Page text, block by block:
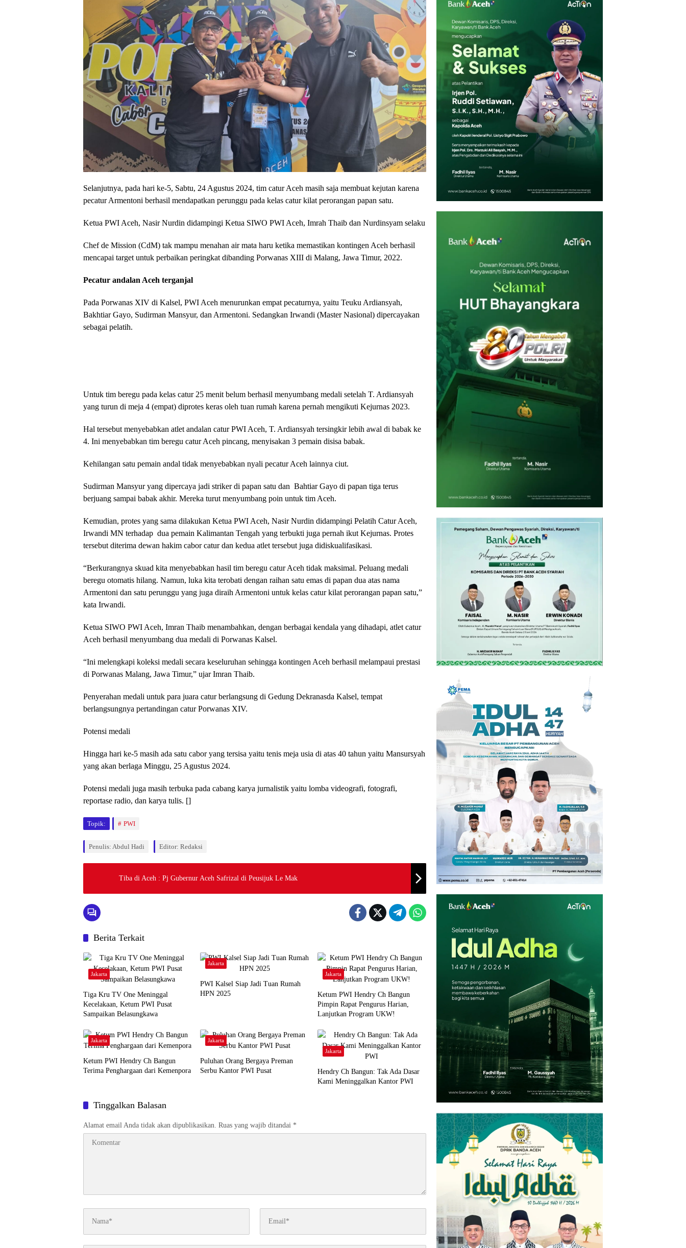
Selanjutnya, pada hari ke-5, Sabtu, 24 Agustus 2024, tim catur Aceh masih saja membuat kejutan karena
pecatur Armentoni berhasil mendapatkan perunggu pada kelas catur kilat perorangan papan satu.
Ketua PWI Aceh, Nasir Nurdin didampingi Ketua SIWO PWI Aceh, Imrah Thaib dan Nurdinsyam selaku
Chef de Mission (CdM) tak mampu menahan air mata haru ketika memastikan kontingen Aceh berhasil
mencapai target untuk perbaikan peringkat dibanding Porwanas XIII di Malang, Jawa Timur, 2022.
Pecatur andalan Aceh terganjal
Pada Porwanas XIV di Kalsel, PWI Aceh menurunkan empat pecaturnya, yaitu Teuku Ardiansyah,
Bakhtiar Gayo, Sudirman Mansyur, dan Armentoni. Sedangkan Irwandi (Master Nasional) dipercayakan
sebagai pelatih.
Untuk tim beregu pada kelas catur 25 menit belum berhasil menyumbang medali setelah T. Ardiansyah
yang turun di meja 4 (empat) diprotes keras oleh tuan rumah karena pernah mengikuti Kejurnas 2023.
Hal tersebut menyebabkan atlet andalan catur PWI Aceh, T. Ardiansyah tersingkir lebih awal di babak ke
4. Ini menyebabkan tim beregu catur Aceh pincang, menyisakan 3 pemain disisa babak.
Kehilangan satu pemain andal tidak menyebabkan nyali pecatur Aceh lainnya ciut.
Sudirman Mansyur yang dipercaya jadi striker di papan satu dan Bahtiar Gayo di papan tiga terus
berjuang sampai babak akhir. Mereka turut menyumbang poin untuk tim Aceh.
Kemudian, protes yang sama dilakukan Ketua PWI Aceh, Nasir Nurdin didampingi Pelatih Catur Aceh,
Irwandi MN terhadap dua pemain Kalimantan Tengah yang terbukti juga pernah ikut Kejurnas. Protes
tersebut diterima dewan hakim cabor catur dan kedua atlet tersebut juga didiskualifasikasi.
“Berkurangnya skuad kita menyebabkan hasil tim beregu catur Aceh tidak maksimal. Peluang medali
beregu otomatis hilang. Namun, luka kita terobati dengan raihan satu emas di papan dua atas nama
Armentoni dan satu perunggu yang juga diraih Armentoni untuk kelas catur kilat perorangan papan satu,”
kata Irwandi.
Ketua SIWO PWI Aceh, Imran Thaib menambahkan, dengan berbagai kendala yang dihadapi, atlet catur
Aceh berhasil menyumbang dua medali di Porwanas Kalsel.
“Ini melengkapi koleksi medali secara keseluruhan sehingga kontingen Aceh berhasil melampaui prestasi
di Porwanas Malang, Jawa Timur,” ujar Imran Thaib.
Penyerahan medali untuk para juara catur berlangsung di Gedung Dekranasda Kalsel, tempat
berlangsungnya pertandingan catur Porwanas XIV.
Potensi medali
Hingga hari ke-5 masih ada satu cabor yang tersisa yaitu tenis meja usia di atas 40 tahun yaitu Mansursyah
yang akan berlaga Minggu, 25 Agustus 2024.
Potensi medali juga masih terbuka pada cabang karya jurnalistik yaitu lomba videografi, fotografi,
reportase radio, dan karya tulis. []
Topik: PWI
Penulis: Abdul Hadi Editor: Redaksi
Tiba di Aceh : Pj Gubernur Aceh Safrizal di Peusijuk Le Mak
Berita Terkait
Jakarta
Tiga Kru TV One Meninggal
Kecelakaan, Ketum PWI Pusat
Sampaikan Belasungkawa
Jakarta
PWI Kalsel Siap Jadi Tuan Rumah
HPN 2025
Jakarta
Ketum PWI Hendry Ch Bangun
Pimpin Rapat Pengurus Harian,
Lanjutkan Program UKW!
Jakarta
Ketum PWI Hendry Ch Bangun
Terima Penghargaan dari Kemenpora
Jakarta
Puluhan Orang Bergaya Preman
Serbu Kantor PWI Pusat
Jakarta
Hendry Ch Bangun: Tak Ada Dasar
Kami Meninggalkan Kantor PWI
Tinggalkan Balasan
Alamat email Anda tidak akan dipublikasikan. Ruas yang wajib ditandai *